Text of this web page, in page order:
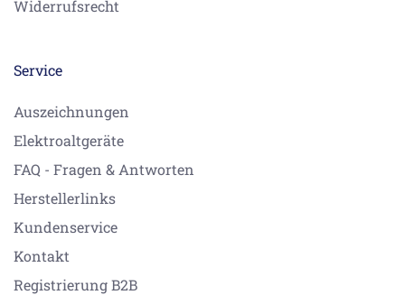
Widerrufsrecht
Service
Auszeichnungen
Elektroaltgeräte
FAQ - Fragen & Antworten
Herstellerlinks
Kundenservice
Kontakt
Registrierung B2B